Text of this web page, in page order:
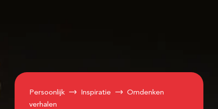
Persoonlijk Inspiratie
Omdenken
verhalen